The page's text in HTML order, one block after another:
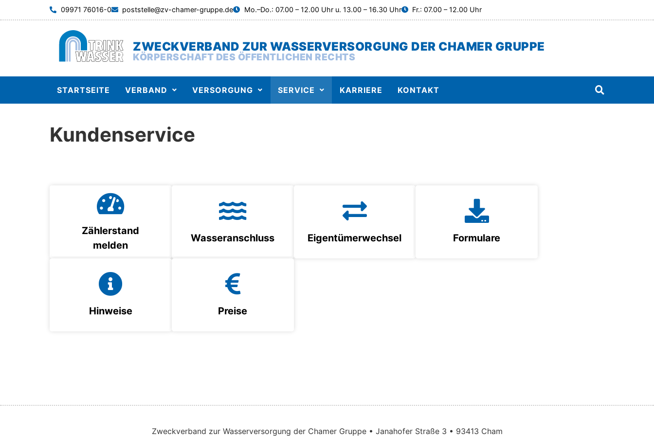
09971 76016-0 poststelle@zv-chamer-gruppe.de Mo.–Do.: 07.00 – 12.00 Uhr u. 13.00 – 16.30 Uhr Fr.: 07.00 – 12.00 Uhr
ZWECKVERBAND ZUR WASSERVERSORGUNG DER CHAMER GRUPPE
KÖRPERSCHAFT DES ÖFFENTLICHEN RECHTS
STARTSEITE VERBAND VERSORGUNG SERVICE KARRIERE KONTAKT
Kundenservice
Zählerstand
melden
Wasseranschluss Eigentümerwechsel Formulare
Hinweise Preise
Zweckverband zur Wasserversorgung der Chamer Gruppe • Janahofer Straße 3 • 93413 Cham